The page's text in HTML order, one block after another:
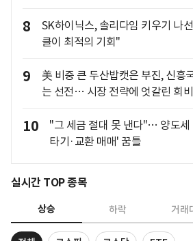
8
SK하이닉스, 솔리다임 키우기 나
클이 최적의 기회"
9
美 비중 큰 두산밥캣은 부진, 신흥
는 선전… 시장 전략에 엇갈린 희비
10
"그 세금 절대 못 낸다"… 양도세
타기·교환 매매' 꿈틀
실시간 TOP 종목
상승 하락 거래